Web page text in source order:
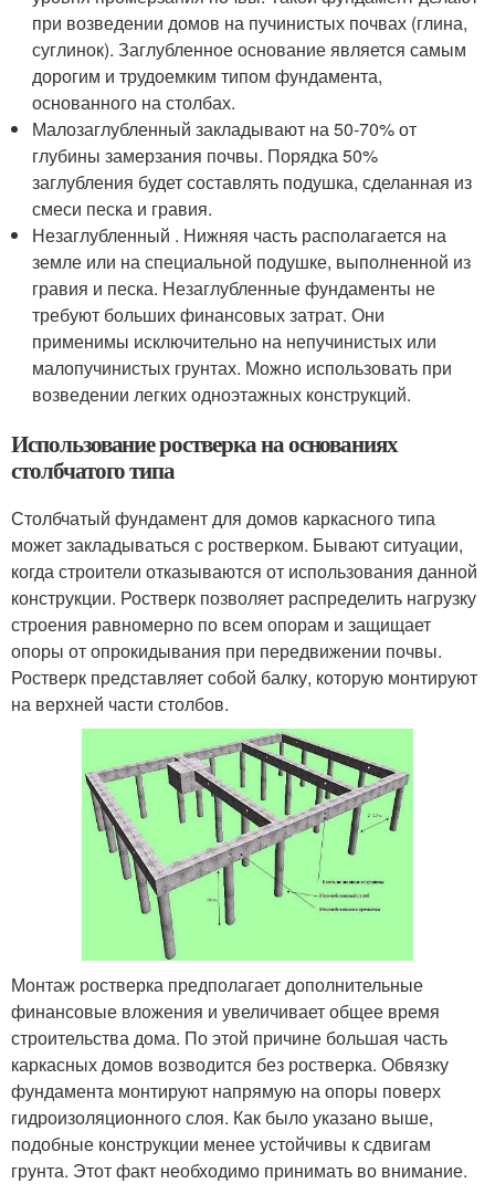
при возведении домов на пучинистых почвах (глина,
суглинок). Заглубленное основание является самым
дорогим и трудоемким типом фундамента,
основанного на столбах.
Малозаглубленный закладывают на 50-70% от
глубины замерзания почвы. Порядка 50%
заглубления будет составлять подушка, сделанная из
смеси песка и гравия.
Незаглубленный . Нижняя часть располагается на
земле или на специальной подушке, выполненной из
гравия и песка. Незаглубленные фундаменты не
требуют больших финансовых затрат. Они
применимы исключительно на непучинистых или
малопучинистых грунтах. Можно использовать при
возведении легких одноэтажных конструкций.
Использование ростверка на основаниях
столбчатого типа
Столбчатый фундамент для домов каркасного типа
может закладываться с ростверком. Бывают ситуации,
когда строители отказываются от использования данной
конструкции. Ростверк позволяет распределить нагрузку
строения равномерно по всем опорам и защищает
опоры от опрокидывания при передвижении почвы.
Ростверк представляет собой балку, которую монтируют
на верхней части столбов.
Монтаж ростверка предполагает дополнительные
финансовые вложения и увеличивает общее время
строительства дома. По этой причине большая часть
каркасных домов возводится без ростверка. Обвязку
фундамента монтируют напрямую на опоры поверх
гидроизоляционного слоя. Как было указано выше,
подобные конструкции менее устойчивы к сдвигам
грунта. Этот факт необходимо принимать во внимание.